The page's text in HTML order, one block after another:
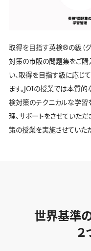
取得を目指す英検®️の級（
対策の市販の問題集をご購
い、取得を目指す級に応じ
ます。JOIの授業では本質
検対策のテクニカルな学習
理、サポートをさせていた
策の授業を実施させていた
世界基準